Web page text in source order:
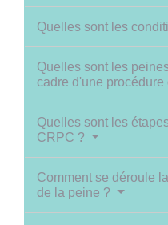
Quelles sont les
Quelles sont les
cadre d'une procédure
Quelles sont les
CRPC ?
Comment se déroule
de la peine ?